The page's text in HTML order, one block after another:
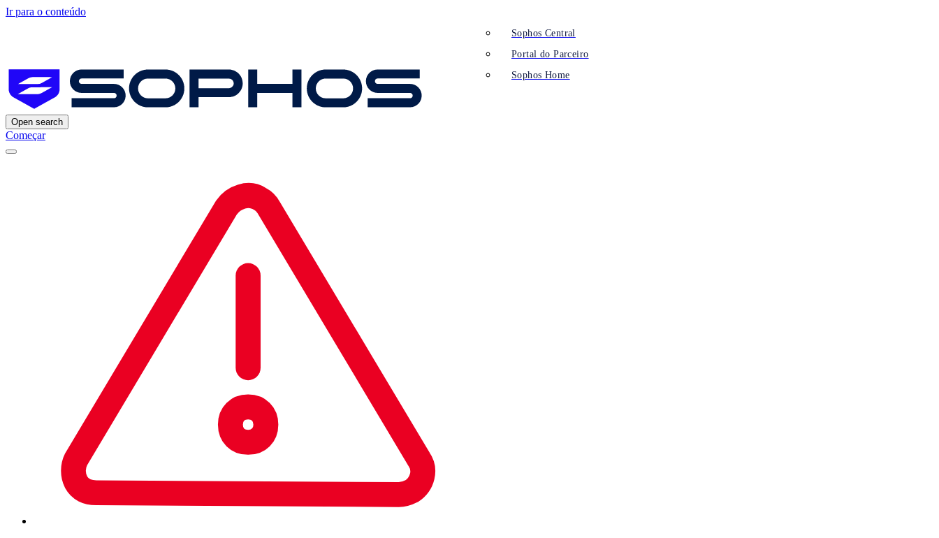
Ir para o conteúdo
Open search
Começar
Sophos Central
Portal do Parceiro
Sophos Home